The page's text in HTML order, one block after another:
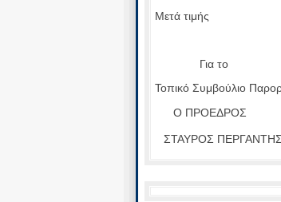
Μετά τιμής
Για
Τοπικό Συμβούλιο
Ο
ΣΤΑΥΡΟΣ